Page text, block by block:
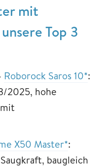
mit
Top 3
Roborock Saros 10*:
2025, hohe
X50 Master*:
baugleich